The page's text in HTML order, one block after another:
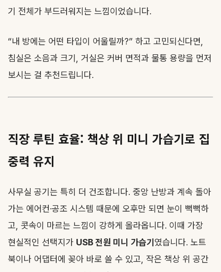
기 전체가 부드러워지는 느낌이었습니다.
“내 방에는 어떤 타입이 어울릴까?” 하고 고민되신다면,
침실은 소음과 크기, 거실은 커버 면적과 물통 용량을 먼저
보시는 걸 추천드립니다.
직장 루틴 효율: 책상 위 미니 가습기로 집
중력 유지
사무실 공기는 특히 더 건조합니다. 중앙 난방과 계속 돌아
가는 에어컨·공조 시스템 때문에 오후만 되면 눈이 뻑뻑하
고, 콧속이 마르는 느낌이 강하게 올라옵니다. 이때 가장
현실적인 선택지가 USB 전원 미니 가습기 였습니다. 노트
북이나 어댑터에 꽂아 바로 쓸 수 있고, 작은 책상 위 공간